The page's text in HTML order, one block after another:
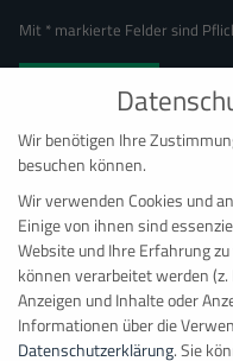
Mit * markierte Felder sind
Wir benötigen Ihre
besuchen können.
Wir verwenden Cookies und
Einige von ihnen sind
Website und Ihre Erfahrung
können verarbeitet werden
Anzeigen und Inhalte oder
Informationen über die
Datenschutzerklärung.Sie